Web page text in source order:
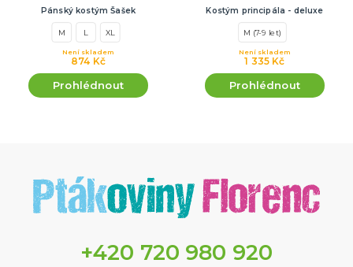
Pánský kostým Šašek
M L XL
874 Kč
Není skladem
Prohlédnout
Kostým principála - deluxe
M (7-9 let)
1 335 Kč
Není skladem
Prohlédnout
+420 720 980 920